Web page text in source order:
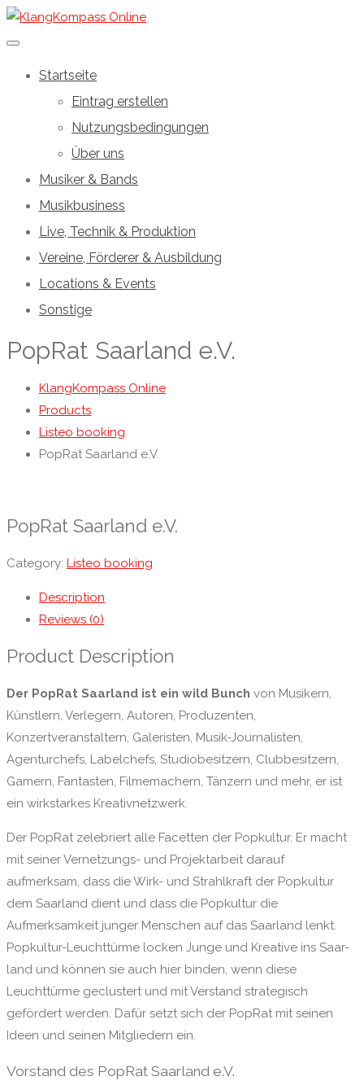
Startseite
Eintrag erstellen
Nutzungsbedingungen
Über uns
Musiker & Bands
Musikbusiness
Live, Technik & Produktion
Vereine, Förderer & Ausbildung
Locations & Events
Sonstige
PopRat Saarland e.V.
KlangKompass Online
Products
Listeo booking
PopRat Saarland e.V.
PopRat Saarland e.V.
Category: Listeo booking
Description
Reviews (0)
Product Description
Der PopRat Saarland ist ein wild Bunch von Musikern,
Künstlern, Verlegern, Autoren, Produzenten,
Konzertveranstaltern, Galeristen, Musik-Journalisten,
Agenturchefs, Labelchefs, Studiobesitzern, Clubbesitzern,
Gamern, Fantasten, Filmemachern, Tänzern und mehr, er ist
ein wirkstarkes Kreativnetzwerk.
Der PopRat zelebriert alle Facetten der Popkultur. Er macht
mit seiner Vernetzungs- und Projektarbeit darauf
aufmerksam, dass die Wirk- und Strahlkraft der Popkultur
dem Saarland dient und dass die Popkultur die
Aufmerksamkeit junger Menschen auf das Saarland lenkt.
Popkultur-Leuchttürme locken Junge und Kreative ins Saar-
land und können sie auch hier binden, wenn diese
Leuchttürme geclustert und mit Verstand strategisch
gefördert werden. Dafür setzt sich der PopRat mit seinen
Ideen und seinen Mitgliedern ein.
Vorstand des PopRat Saarland e.V.